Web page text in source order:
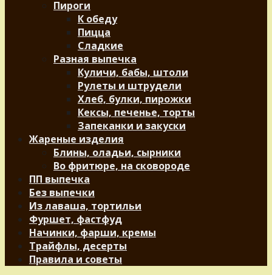
Пироги
К обеду
Пицца
Сладкие
Разная выпечка
Куличи, бабы, штоли
Рулеты и штрудели
Хлеб, булки, пирожки
Кексы, печенье, торты
Запеканки и закуски
Жареные изделия
Блины, оладьи, сырники
Во фритюре, на сковороде
ПП выпечка
Без выпечки
Из лаваша, тортильи
Фуршет, фастфуд
Начинки, фарши, кремы
Трайфлы, десерты
Правила и советы